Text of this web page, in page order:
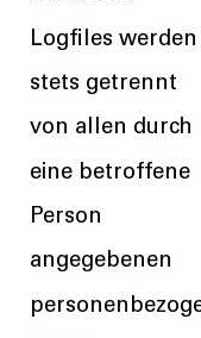
Logfiles werden
stets getrennt
von allen durch
eine betroffene
Person
angegebenen